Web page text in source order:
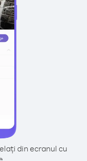
din ecranul cu